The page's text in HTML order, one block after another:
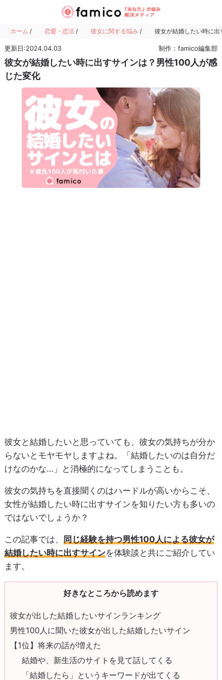
ホーム / 恋愛・恋活 / 彼女に関する悩み / 彼女が結婚したい時に
更新日:2024.04.03 制作：famico編集部
彼女が結婚したい時に出すサインは？男性100人が感
じた変化
彼女と結婚したいと思っていても、彼女の気持ちが分か
らないとモヤモヤしますよね。「結婚したいのは自分だ
けなのかな…」と消極的になってしまうことも。
彼女の気持ちを直接聞くのはハードルが高いからこそ、
女性が結婚したい時に出すサインを知りたい方も多いの
ではないでしょうか？
この記事では、 同じ経験を持つ男性100人による彼女が
結婚したい時に出すサインを体験談と共にご紹介してい
ます。
好きなところから読めます
彼女が出した結婚したいサインランキング
男性100人に聞いた彼女が出した結婚したいサイン
【1位】将来の話が増えた
結婚や、新生活のサイトを見て話してくる
「結婚したら」というキーワードが出てくる